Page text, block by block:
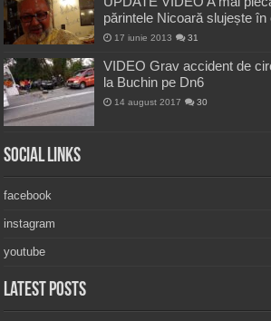
părintele Nicoară slujește în
17 iunie 2013 31
VIDEO Grav accident de
la Buchin pe Dn6
14 august 2017 30
Social Links
facebook
instagram
youtube
Latest Posts